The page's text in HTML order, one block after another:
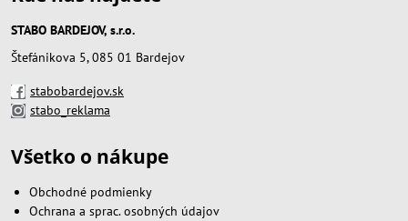
STABO BARDEJOV, s.r.o.
Štefánikova 5, 085 01 Bardejov
stabobardejov.sk
stabo_reklama
Všetko o nákupe
Obchodné podmienky
Ochrana a sprac. osobných údajov